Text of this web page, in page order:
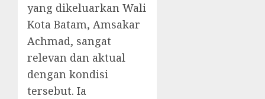
yang dikeluarkan Wali
Kota Batam, Amsakar
Achmad, sangat
relevan dan aktual
dengan kondisi
tersebut. Ia